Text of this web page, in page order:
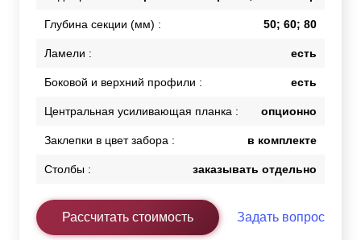
Глубина секции (мм) : 50; 60; 80
Ламели : есть
Боковой и верхний профили : есть
Центральная усиливающая планка : опционно
Заклепки в цвет забора : в комплекте
Столбы : заказывать отдельно
Рассчитать стоимость Задать вопрос